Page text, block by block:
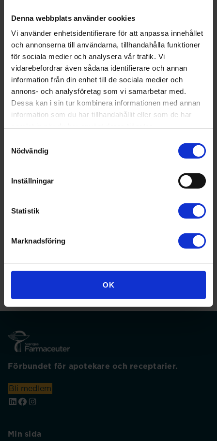
Denna webbplats använder cookies
Vi använder enhetsidentifierare för att anpassa innehållet
och annonserna till användarna, tillhandahålla funktioner
för sociala medier och analysera vår trafik. Vi
vidarebefordrar även sådana identifierare och annan
information från din enhet till de sociala medier och
annons- och analysföretag som vi samarbetar med.
Dessa kan i sin tur kombinera informationen med annan
information som du har tillhandahållit eller som de har
Nödvändig
Inställningar
Statistik
Marknadsföring
OK
är viktiga på just din arbetsplats. Du som medlem kan själv
engagera dig – och vara med och göra skillnad där du
jobbar.
4. Du kan stärka din profession
samt vara med och forma
framtiden för farmaceuter
Som medlem får du en röst i frågor som rör farmaceuters
villkor och professionens utveckling. Vi är en remissinstans
i viktiga frågor som rör farmaceuter - och du har möjlighet
inspiration
inspiration och möjlighet till värdefulla möten med andra
farmaceuter i Sverige. Dessutom får du en prenumeration
bevakar viktiga frågor för dig som farmaceut åt dig.
Förbundet för apotekare och receptarier.
Bli medlem
Min sida